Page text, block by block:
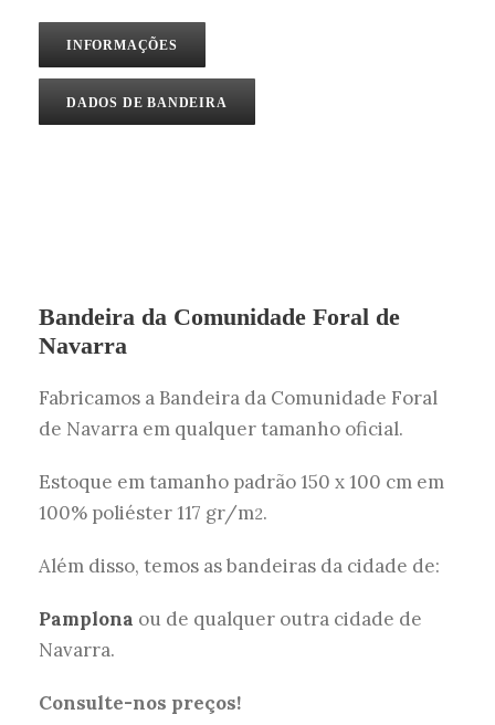
INFORMAÇÕES
DADOS DE BANDEIRA
Bandeira da Comunidade Foral de
Navarra
Fabricamos a Bandeira da Comunidade Foral
de Navarra em qualquer tamanho oficial.
Estoque em tamanho padrão 150 x 100 cm em
100% poliéster 117 gr/m2.
Além disso, temos as bandeiras da cidade de:
Pamplona ou de qualquer outra cidade de
Navarra.
Consulte-nos preços!